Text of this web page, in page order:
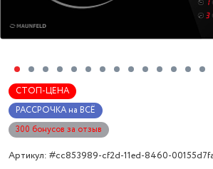
СТОП-ЦЕНА
РАССРОЧКА на ВСЁ
300 бонусов за отзыв
Артикул: #cc853989-cf2d-11ed-8460-